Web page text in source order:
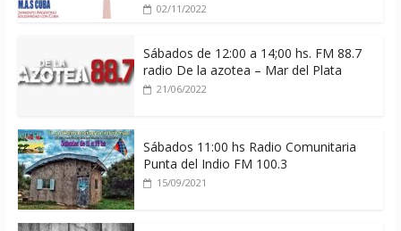
02/11/2022
Sábados de 12:00 a 14;00 hs. FM 88.7
radio De la azotea – Mar del Plata
21/06/2022
Sábados 11:00 hs Radio Comunitaria
Punta del Indio FM 100.3
15/09/2021